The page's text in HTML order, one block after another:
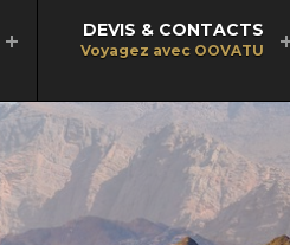
DEVIS & CONTACTS
Voyagez avec OOVATU